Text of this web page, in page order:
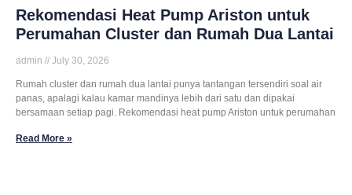
Rekomendasi Heat Pump Ariston untuk
Perumahan Cluster dan Rumah Dua Lantai
admin July 30, 2026
Rumah cluster dan rumah dua lantai punya tantangan tersendiri soal air
panas, apalagi kalau kamar mandinya lebih dari satu dan dipakai
bersamaan setiap pagi. Rekomendasi heat pump Ariston untuk perumahan
Read More »